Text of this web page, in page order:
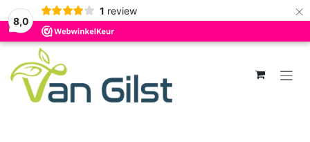
8,0
1 review ×
Overslaan naar inhoud